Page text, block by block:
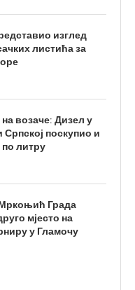
изглед
листића за
возаче: Дизел у
поскупио и
литру
Града
мјесто на
у Гламочу